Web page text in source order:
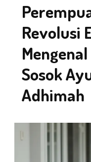
Revolusi
Sosok
Adhimah